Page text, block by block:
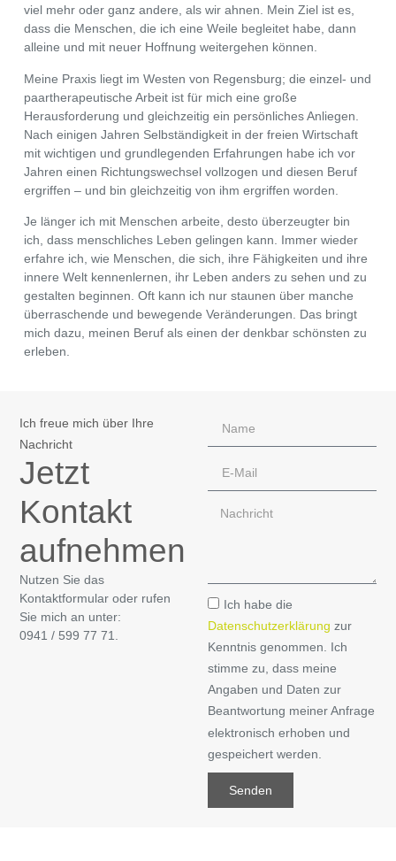
viel mehr oder ganz andere, als wir ahnen. Mein Ziel ist es,
dass die Menschen, die ich eine Weile begleitet habe, dann
alleine und mit neuer Hoffnung weitergehen können.
Meine Praxis liegt im Westen von Regensburg; die einzel- und
paartherapeutische Arbeit ist für mich eine große
Herausforderung und gleichzeitig ein persönliches Anliegen.
Nach einigen Jahren Selbständigkeit in der freien Wirtschaft
mit wichtigen und grundlegenden Erfahrungen habe ich vor
Jahren einen Richtungswechsel vollzogen und diesen Beruf
ergriffen – und bin gleichzeitig von ihm ergriffen worden.
Je länger ich mit Menschen arbeite, desto überzeugter bin
ich, dass menschliches Leben gelingen kann. Immer wieder
erfahre ich, wie Menschen, die sich, ihre Fähigkeiten und ihre
innere Welt kennenlernen, ihr Leben anders zu sehen und zu
gestalten beginnen. Oft kann ich nur staunen über manche
überraschende und bewegende Veränderungen. Das bringt
mich dazu, meinen Beruf als einen der denkbar schönsten zu
erleben.
Ich freue mich über Ihre
Nachricht
Jetzt
Kontakt
aufnehmen
Nutzen Sie das
Kontaktformular oder rufen
Sie mich an unter:
0941 / 599 77 71.
Ich habe die
Datenschutzerklärung zur
Kenntnis genommen. Ich
stimme zu, dass meine
Angaben und Daten zur
Beantwortung meiner Anfrage
elektronisch erhoben und
gespeichert werden.
Senden